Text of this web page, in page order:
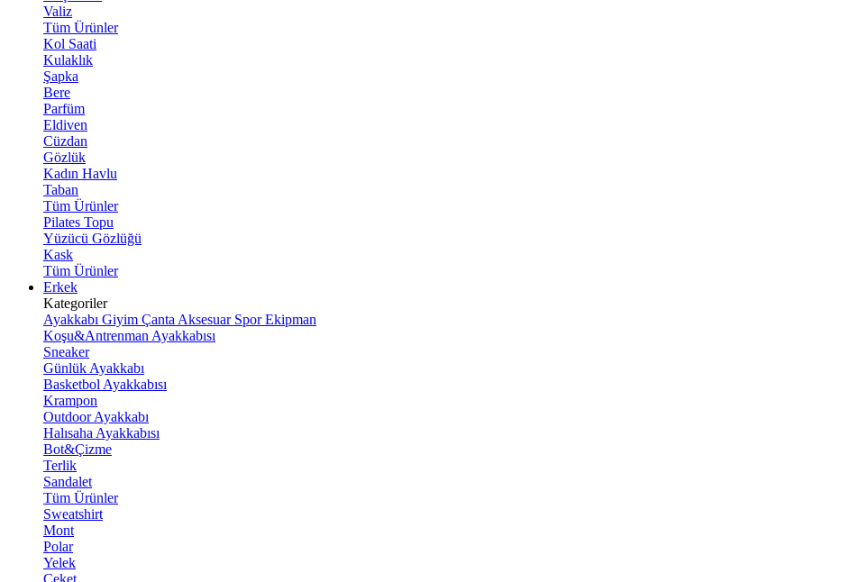
Valiz
Tüm Ürünler
Kol Saati
Kulaklık
Şapka
Bere
Parfüm
Eldiven
Cüzdan
Gözlük
Kadın Havlu
Taban
Tüm Ürünler
Pilates Topu
Yüzücü Gözlüğü
Kask
Tüm Ürünler
Erkek
Kategoriler
Ayakkabı Giyim Çanta Aksesuar Spor Ekipman
Koşu&Antrenman Ayakkabısı
Sneaker
Günlük Ayakkabı
Basketbol Ayakkabısı
Krampon
Outdoor Ayakkabı
Halısaha Ayakkabısı
Bot&Çizme
Terlik
Sandalet
Tüm Ürünler
Sweatshirt
Mont
Polar
Yelek
Ceket